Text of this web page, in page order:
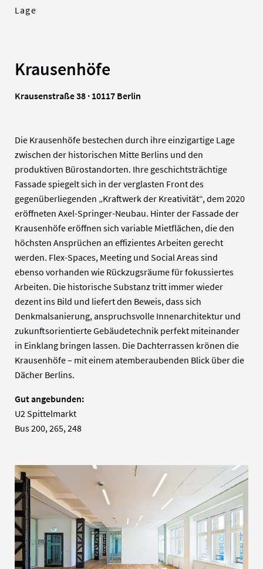
Lage
Krausenhöfe
Krausenstraße 38 · 10117 Berlin
Die Krausenhöfe bestechen durch ihre einzigartige Lage
zwischen der historischen Mitte Berlins und den
produktiven Bürostandorten. Ihre geschichtsträchtige
Fassade spiegelt sich in der verglasten Front des
gegenüberliegenden „Kraftwerk der Kreativität“, dem 2020
eröffneten Axel-Springer-Neubau. Hinter der Fassade der
Krausenhöfe eröffnen sich variable Mietflächen, die den
höchsten Ansprüchen an effizientes Arbeiten gerecht
werden. Flex-Spaces, Meeting und Social Areas sind
ebenso vorhanden wie Rückzugsräume für fokussiertes
Arbeiten. Die historische Substanz tritt immer wieder
dezent ins Bild und liefert den Beweis, dass sich
Denkmalsanierung, anspruchsvolle Innenarchitektur und
zukunftsorientierte Gebäudetechnik perfekt miteinander
in Einklang bringen lassen. Die Dachterrassen krönen die
Krausenhöfe – mit einem atemberaubenden Blick über die
Dächer Berlins.
Gut angebunden:
U2 Spittelmarkt
Bus 200, 265, 248